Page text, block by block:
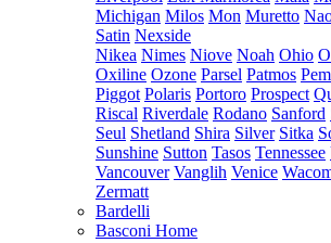
Michigan Milos Mon Muretto
Satin Nexside
Nikea Nimes Niove Noah Ohio
Oxiline Ozone Parsel Patmos
Piggot Polaris Portoro Prospect
Riscal Riverdale Rodano Sanford
Seul Shetland Shira Silver Sitka
Sunshine Sutton Tasos Tennessee
Vancouver Vanglih Venice
Zermatt
Bardelli
Basconi Home